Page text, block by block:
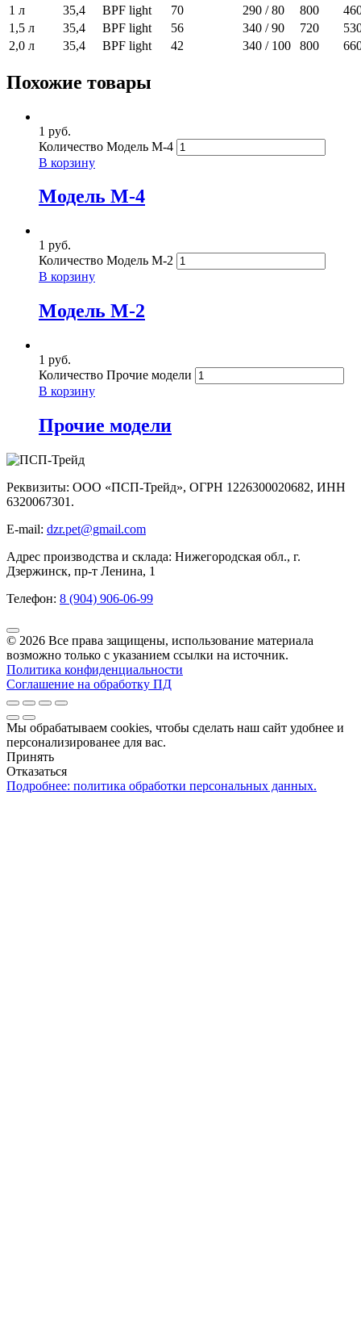
1 л
35,4 BPF light 70 290 / 80 800
1,5 л
35,4 BPF light 56 340 / 90 720
2,0 л
35,4 BPF light 42 340 / 100 800
Похожие товары
1 руб.
Количество Модель М-4
В корзину
Модель М-4
1 руб.
Количество Модель М-2
В корзину
Модель М-2
1 руб.
Количество Прочие модели
В корзину
Прочие модели
Реквизиты: ООО «ПСП-Трейд», ОГРН 1226300020682, ИНН
6320067301.
E-mail: dzr.pet@gmail.com
Адрес производства и склада: Нижегородская обл., г.
Дзержинск, пр-т Ленина, 1
Телефон: 8 (904) 906-06-99
© 2026 Все права защищены, использование материала
возможно только с указанием ссылки на источник.
Политика конфиденциальности
Соглашение на обработку ПД
Мы обрабатываем cookies, чтобы сделать наш сайт удобнее и
персонализированее для вас.
Принять
Отказаться
Подробнее: политика обработки персональных данных.